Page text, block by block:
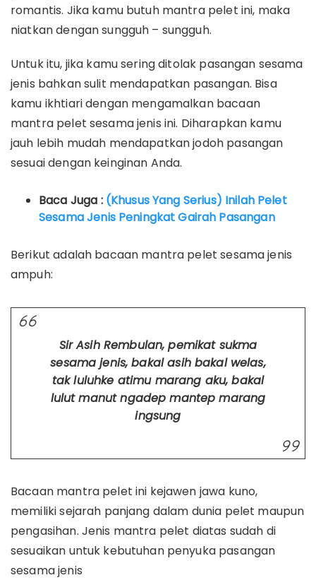
romantis. Jika kamu butuh mantra pelet ini, maka
niatkan dengan sungguh – sungguh.
Untuk itu, jika kamu sering ditolak pasangan sesama
jenis bahkan sulit mendapatkan pasangan. Bisa
kamu ikhtiari dengan mengamalkan bacaan
mantra pelet sesama jenis ini. Diharapkan kamu
jauh lebih mudah mendapatkan jodoh pasangan
sesuai dengan keinginan Anda.
Baca Juga : (Khusus Yang Serius) Inilah Pelet
Sesama Jenis Peningkat Gairah Pasangan
Berikut adalah bacaan mantra pelet sesama jenis
ampuh:
Sir Asih Rembulan, pemikat sukma
sesama jenis, bakal asih bakal welas,
tak luluhke atimu marang aku, bakal
lulut manut ngadep mantep marang
ingsung
Bacaan mantra pelet ini kejawen jawa kuno,
memiliki sejarah panjang dalam dunia pelet maupun
pengasihan. Jenis mantra pelet diatas sudah di
sesuaikan untuk kebutuhan penyuka pasangan
sesama jenis